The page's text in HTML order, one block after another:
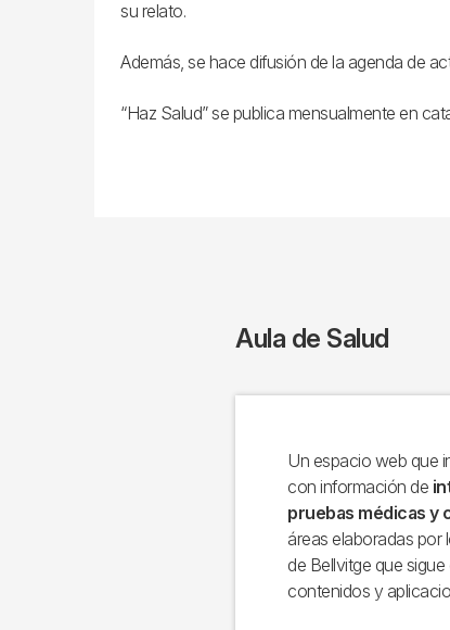
su relato.
Además, se hace difusión de la agenda de
“Haz Salud” se publica mensualmente en
Aula de Salud
Un espacio web que
con información de
pruebas médicas y
áreas elaboradas por
de Bellvitge que
contenidos y